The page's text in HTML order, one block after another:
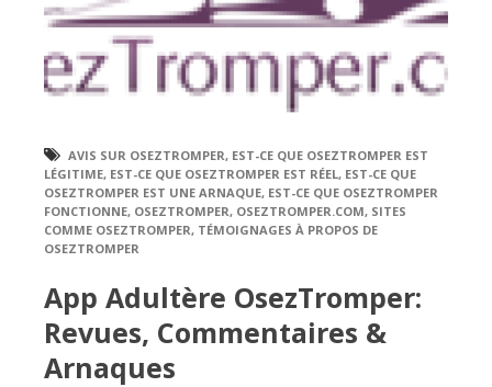
AVIS SUR OSEZTROMPER, EST-CE QUE OSEZTROMPER EST
LÉGITIME, EST-CE QUE OSEZTROMPER EST RÉEL, EST-CE QUE
OSEZTROMPER EST UNE ARNAQUE, EST-CE QUE OSEZTROMPER
FONCTIONNE, OSEZTROMPER, OSEZTROMPER.COM, SITES
COMME OSEZTROMPER, TÉMOIGNAGES À PROPOS DE
OSEZTROMPER
App Adultère OsezTromper:
Revues, Commentaires &
Arnaques